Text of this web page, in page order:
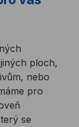
ploch,
nebo
pro
se